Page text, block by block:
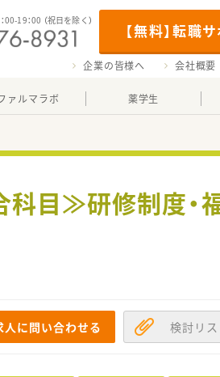
【無料】転職
00-19：00 （祝日を除く）
企業の皆様へ 会社概要
ァルマラボ 薬学生
科目≫研修制度・
人に問い合わせる 検討リ